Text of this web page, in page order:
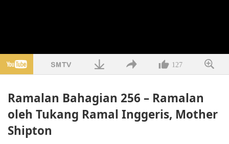
127
Ramalan Bahagian 256 – Ramalan
oleh Tukang Ramal Inggeris, Mother
Shipton